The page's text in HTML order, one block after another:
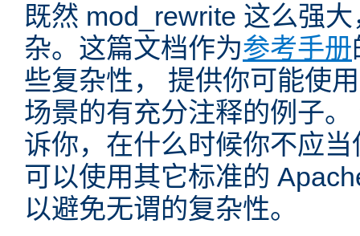
既然 mod_rewrite 这么强
杂。这篇文档作为参考手册
些复杂性， 提供你可能使
场景的有充分注释的例子
诉你，在什么时候你不应
可以使用其它标准的
以避免无谓的复杂性。